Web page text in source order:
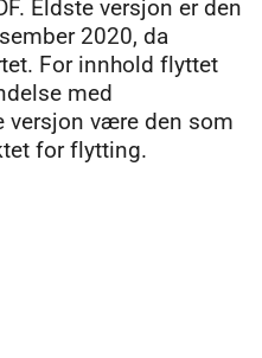
Eldste versjon er den
2020, da
For innhold flyttet
med
versjon være den som
for flytting.